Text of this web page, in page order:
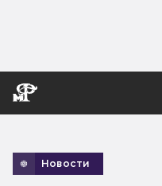
Новости